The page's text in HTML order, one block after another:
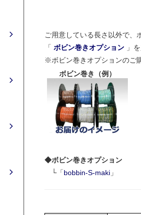
ご用意している長さ以外で、
「 ボビン巻きオプション 」
※ボビン巻きオプションのご
ボビン巻き（例）
◆ボビン巻きオプション
└「bobbin-S-maki 」